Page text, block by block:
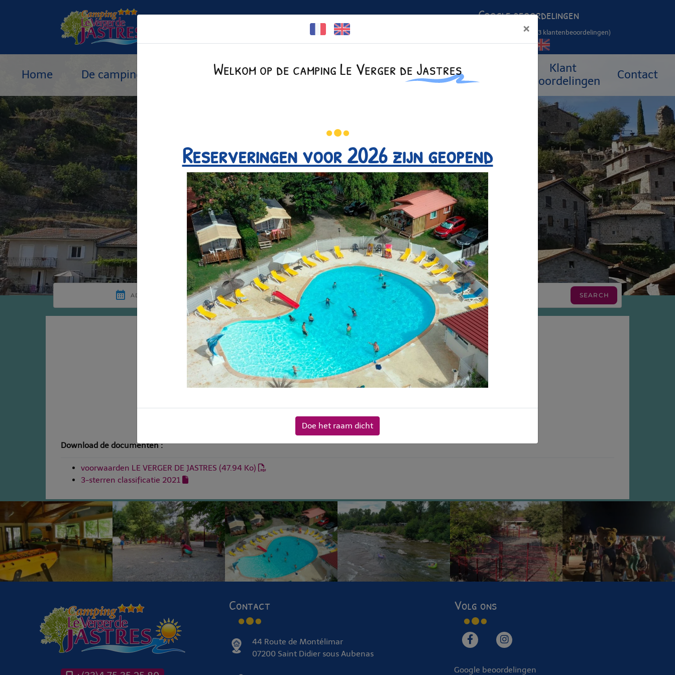
Facebook is uitgeschakeld. Toestaan
+(33)4 75 35 25 80
Google beoordelingen
/5 (493 klantenbeoordelingen)
Home De camping AccommodatiePiscine-rivière
Kanoën-
Bezoek de
Ardèche
Klant
beoordelingen
Contact
Algemene voorwaarden
Algemene voorwaarden
Download de gedetailleerde algemene huurvoorwaarden
Download de documenten :
voorwaarden LE VERGER DE JASTRES (47.94 Ko)
3-sterren classificatie 2021
Contact
44 Route de Montélimar
07200 Saint Didier sous Aubenas
Volg ons
Google beoordelingen
×
Welkom op de camping Le Verger de Jastres
Reserveringen voor 2026 zijn geopend
Doe het raam dicht